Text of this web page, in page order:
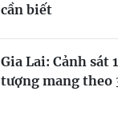
cần biết
Gia Lai: Cảnh sát
tượng mang theo